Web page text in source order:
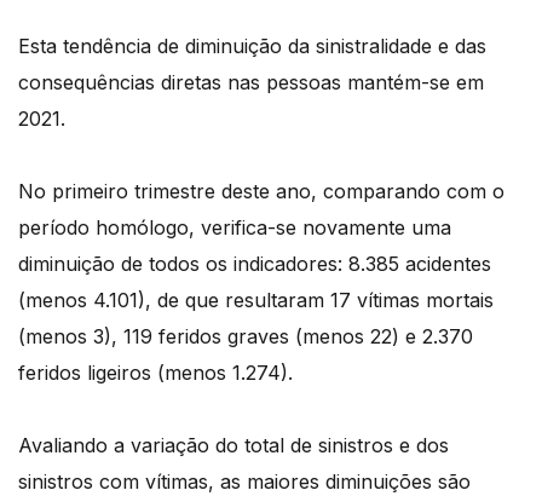
Esta tendência de diminuição da sinistralidade e das
consequências diretas nas pessoas mantém-se em
2021.
No primeiro trimestre deste ano, comparando com o
período homólogo, verifica-se novamente uma
diminuição de todos os indicadores: 8.385 acidentes
(menos 4.101), de que resultaram 17 vítimas mortais
(menos 3), 119 feridos graves (menos 22) e 2.370
feridos ligeiros (menos 1.274).
Avaliando a variação do total de sinistros e dos
sinistros com vítimas, as maiores diminuições são